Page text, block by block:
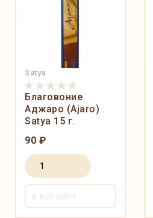
Satya
Благовоние
Аджаро (Ajaro)
Satya 15 г.
90 ₽
В КОРЗИНУ